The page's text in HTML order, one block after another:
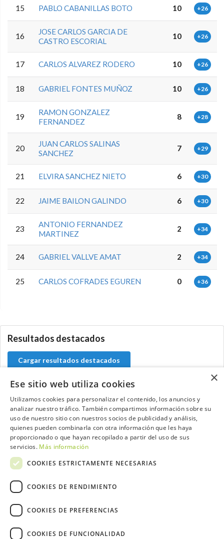
15 PABLO CABANILLAS BOTO 10 +26
16
JOSE CARLOS GARCIA DE
CASTRO ESCORIAL
10 +26
17 CARLOS ALVAREZ RODERO 10 +26
18 GABRIEL FONTES MUÑOZ 10 +26
19
RAMON GONZALEZ
FERNANDEZ
8 +28
20
JUAN CARLOS SALINAS
SANCHEZ
7 +29
21 ELVIRA SANCHEZ NIETO 6 +30
22 JAIME BAILON GALINDO 6 +30
23
ANTONIO FERNANDEZ
MARTINEZ
2 +34
24 GABRIEL VALLVE AMAT 2 +34
25 CARLOS COFRADES EGUREN 0 +36
Resultados destacados
Cargar resultados destacados
Contacta con el equipo de NextCaddy
Opina Contacta
×
Ese sitio web utiliza cookies
Utilizamos cookies para personalizar el contenido, los anuncios y
analizar nuestro tráfico. También compartimos información sobre su
uso de nuestro sitio con nuestros socios de publicidad y análisis,
quienes pueden combinarla con otra información que les haya
proporcionado o que hayan recopilado a partir del uso de sus
servicios. Más información
COOKIES ESTRICTAMENTE NECESARIAS
COOKIES DE RENDIMIENTO
COOKIES DE PREFERENCIAS
COOKIES DE FUNCIONALIDAD